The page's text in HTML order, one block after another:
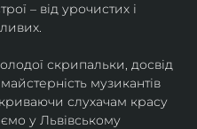
– від урочистих і
скрипальки, досвід
музикантів
слухачам красу
у Львівському